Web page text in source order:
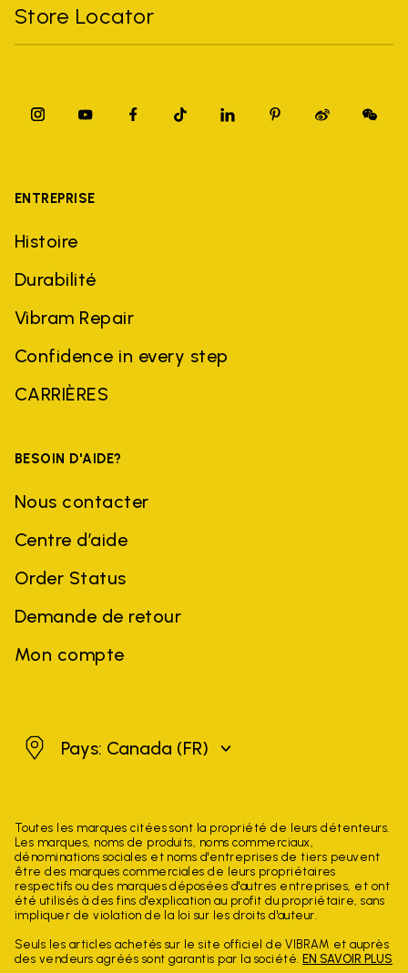
Store Locator
ENTREPRISE
Histoire
Durabilité
Vibram Repair
Confidence in every step
CARRIÈRES
BESOIN D'AIDE?
Nous contacter
Centre d’aide
Order Status
Demande de retour
Mon compte
CanadaPays: Canada (FR)
Toutes les marques citées sont la propriété de leurs détenteurs.
Les marques, noms de produits, noms commerciaux,
dénominations sociales et noms d'entreprises de tiers peuvent
être des marques commerciales de leurs propriétaires
respectifs ou des marques déposées d'autres entreprises, et ont
été utilisés à des fins d'explication au profit du propriétaire, sans
impliquer de violation de la loi sur les droits d'auteur.
Seuls les articles achetés sur le site officiel de VIBRAM et auprès
des vendeurs agréés sont garantis par la société. EN SAVOIR PLUS